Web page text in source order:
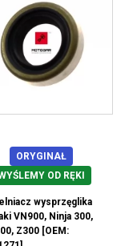
ORYGINAŁ
OD RĘKI
wysprzęglika
VN900, Ninja 300,
Z300 [OEM: